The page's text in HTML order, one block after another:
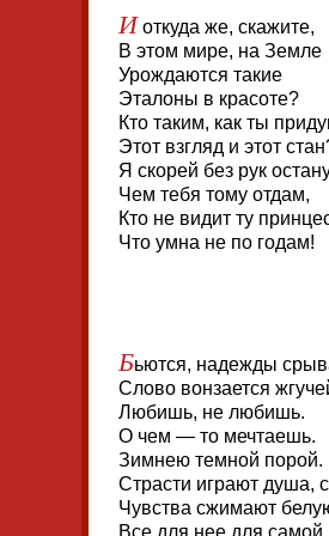
И откуда же, скажите,
В этом мире, на Земле
Урождаются такие
Эталоны в красоте?
Кто таким, как ты
Этот взгляд и этот
Я скорей без рук
Чем тебя тому отдам,
Кто не видит ту
Что умна не по годам!
Бьются, надежды
Слово вонзается
Любишь, не любишь.
О чем — то мечтаешь.
Зимнею темной порой.
Страсти играют душа,
Чувства сжимают
Все для нее для самой